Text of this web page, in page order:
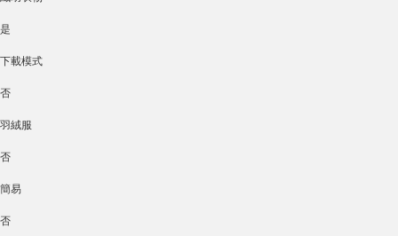
是
下載模式
否
羽絨服
否
簡易
否